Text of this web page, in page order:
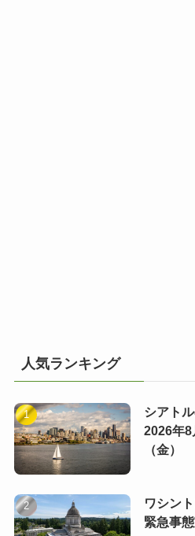
人気ランキング
シアト
2026年8
（金）
ワシン
緊急事